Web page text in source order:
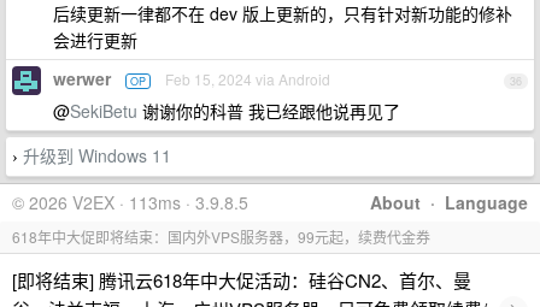
后续更新一律都不在 dev 版上更新的，只有针对新功能的修补
会进行更新
36
werwer OP Feb 15, 2024 via Android
@SekiBetu 谢谢你的科普 我已经跟他说再见了
› 升级到 Windows 11
About · Language
© 2026 V2EX · 113ms · 3.9.8.5
618年中大促即将结束：国内外VPS服务器，99元起，续费代金券
[即将结束] 腾讯云618年中大促活动：硅谷CN2、首尔、曼